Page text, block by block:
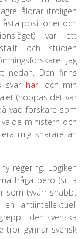
åldrar (troligen
positioner och
var ett
och studien
Jag
nedan. Den finns
svarhär, och min
(hoppas det var
vad forskare som
ministern och
mig snarare än
regering. Logiken
fråga bero (sitta
som tyvärr snabbt
antiintellektuell
i den svenska
tror gynnar svensk